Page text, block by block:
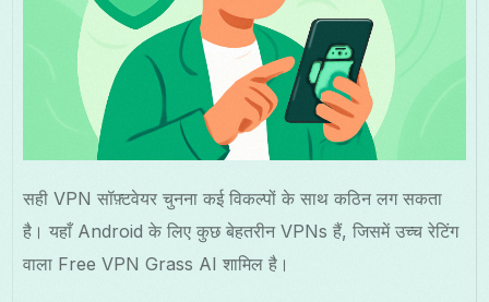
सही VPN सॉफ़्टवेयर चुनना कई विकल्पों के साथ कठिन लग सकता
है। यहाँ Android के लिए कुछ बेहतरीन VPNs हैं, जिसमें उच्च रेटिंग
वाला Free VPN Grass AI शामिल है।